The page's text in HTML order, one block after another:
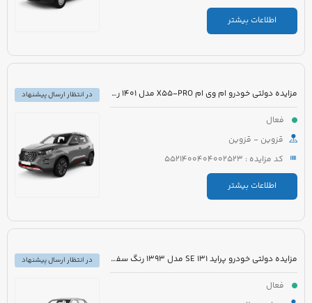
اطلاعات بیشتر
مزایده دولتی خودرو ام وی ام X55-PRO مدل 1401 رنگ مشکی متالیک
فعال
قزوین - قزوین
کد مزایده : 5521400404002523
اطلاعات بیشتر
در انتظار ارسال پیشنهاد
مزایده دولتی خودرو پراید 131 SE مدل 1393 رنگ سفید روغنی
فعال
در انتظار ارسال پیشنهاد